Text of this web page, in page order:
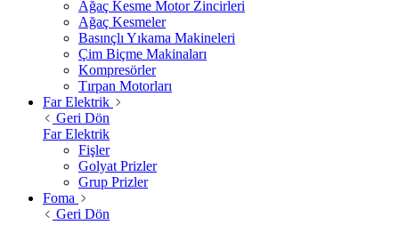
Ağaç Kesme Motor Zincirleri
Ağaç Kesmeler
Basınçlı Yıkama Makineleri
Çim Biçme Makinaları
Kompresörler
Tırpan Motorları
Far Elektrik
Geri Dön
Far Elektrik
Fişler
Golyat Prizler
Grup Prizler
Foma
Geri Dön